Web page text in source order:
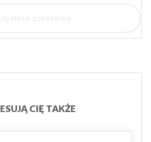
wszystkie szkolenia
CIĘ TAKŻE